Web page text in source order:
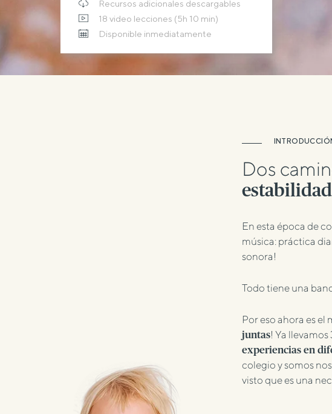
Recursos adicionales descargables
18 video lecciones (5h 10 min)
Disponible inmediatamente
Dos
En esta época de
música: práctica
sonora!
Todo tiene una
Por eso ahora es
juntas! Ya llevamos
experiencias en
colegio y somos
visto que es una